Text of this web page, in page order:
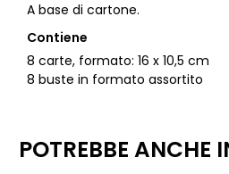
A base di cartone.
Contiene
8 carte, formato: 16 x 10,5 cm
8 buste in formato assortito
POTREBBE ANCHE